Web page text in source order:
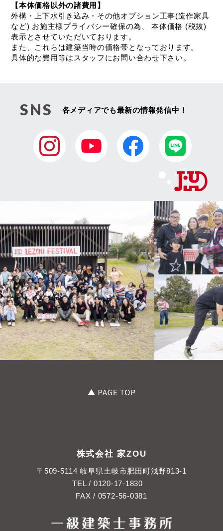
【本体価格以外の諸費用】
外構・上下水引き込み・その他オプション工事(造作家具
など) お施主様プライバシー確保の為、 本体価格 (税抜)
表示とさせていただいております。
また、これらは建築当時の価格帯となっております。
具体的な費用等はスタッフにお問い合わせ下さい。
SNS 各メディアでも最新の情報発信中！
株式会社 家ZOU
〒509-5114 岐阜県土岐市肥田町浅野813-1
TEL / 0120-17-1830
FAX / 0572-56-0381